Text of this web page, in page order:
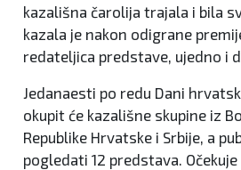
kazališna čarolija trajala i bila
kazala je nakon odigrane
redateljica predstave, ujedno i
Jedanaesti po redu Dani
okupit će kazališne skupine iz
Republike Hrvatske i Srbije, a
pogledati 12 predstava.